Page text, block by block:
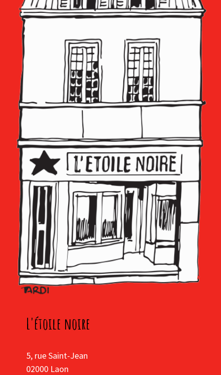
L'étoile noire
5, rue Saint-Jean
02000 Laon